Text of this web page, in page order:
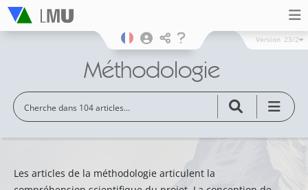
Version 23/2
Méthodologie
Les articles de la méthodologie articulent la